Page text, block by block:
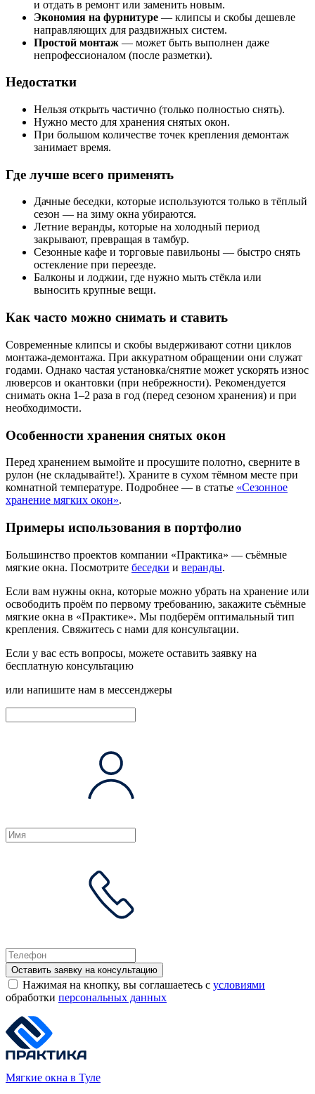
и отдать в ремонт или заменить новым.
Экономия на фурнитуре — клипсы и скобы дешевле
направляющих для раздвижных систем.
Простой монтаж — может быть выполнен даже
непрофессионалом (после разметки).
Недостатки
Нельзя открыть частично (только полностью снять).
Нужно место для хранения снятых окон.
При большом количестве точек крепления демонтаж
занимает время.
Где лучше всего применять
Дачные беседки, которые используются только в тёплый
сезон — на зиму окна убираются.
Летние веранды, которые на холодный период
закрывают, превращая в тамбур.
Сезонные кафе и торговые павильоны — быстро снять
остекление при переезде.
Балконы и лоджии, где нужно мыть стёкла или
выносить крупные вещи.
Как часто можно снимать и ставить
Современные клипсы и скобы выдерживают сотни циклов
монтажа-демонтажа. При аккуратном обращении они служат
годами. Однако частая установка/снятие может ускорять износ
люверсов и окантовки (при небрежности). Рекомендуется
снимать окна 1–2 раза в год (перед сезоном хранения) и при
необходимости.
Особенности хранения снятых окон
Перед хранением вымойте и просушите полотно, сверните в
рулон (не складывайте!). Храните в сухом тёмном месте при
комнатной температуре. Подробнее — в статье «Сезонное
хранение мягких окон».
Примеры использования в портфолио
Большинство проектов компании «Практика» — съёмные
мягкие окна. Посмотрите беседки и веранды.
Если вам нужны окна, которые можно убрать на хранение или
освободить проём по первому требованию, закажите съёмные
мягкие окна в «Практике». Мы подберём оптимальный тип
крепления. Свяжитесь с нами для консультации.
Если у вас есть вопросы, можете оставить заявку на
бесплатную консультацию
или напишите нам в мессенджеры
Оставить заявку на консультацию
Нажимая на кнопку, вы соглашаетесь с условиями
обработки персональных данных
Мягкие окна в Туле